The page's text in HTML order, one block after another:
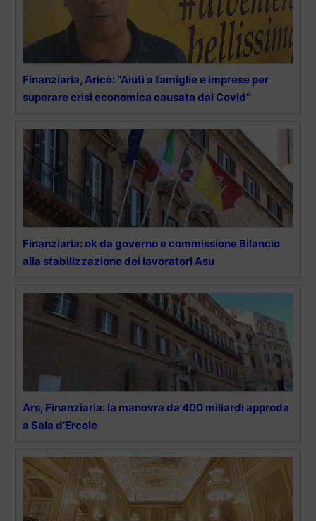
Finanziaria, Aricò: “Aiuti a famiglie e imprese per
superare crisi economica causata dal Covid”
Finanziaria: ok da governo e commissione Bilancio
alla stabilizzazione dei lavoratori Asu
Ars, Finanziaria: la manovra da 400 miliardi approda
a Sala d’Ercole